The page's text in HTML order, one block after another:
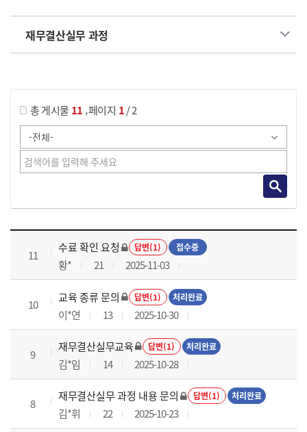
재무결산실무 과정
총 게시물 11 ,페이지 1/ 2
재무결산실무 과정 목록 으로 번호, 제목, 작성자, 조회수, 등록 일로 나열 되고 있습니다.
11
수료 확인 요청 답변(1) 접수중
황* 21 2025-11-03
10
교육 종류 문의 답변(1) 처리완료
이*연 13 2025-10-30
9
재무결산실무교육 답변(1) 처리완료
김*임 14 2025-10-28
8
재무결산실무 과정 내용 문의 답변(1) 처리완료
김*휘 22 2025-10-23